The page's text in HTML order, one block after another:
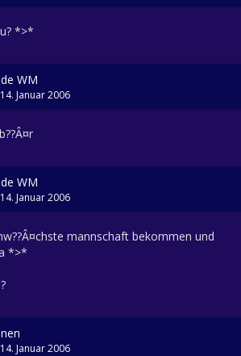
*>*
WM
14. Januar 2006
WM
14. Januar 2006
mannschaft bekommen und
*>*
14. Januar 2006